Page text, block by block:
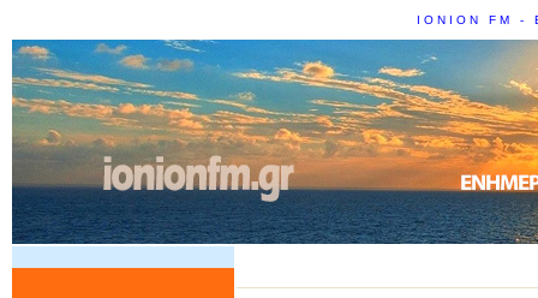
IONION FM -